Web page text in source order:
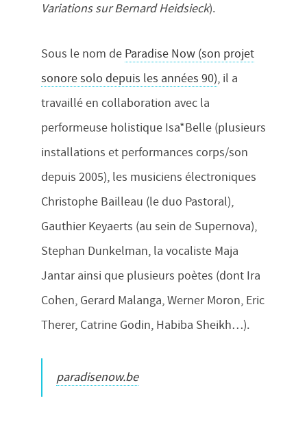
Variations sur Bernard Heidsieck).
Sous le nom de Paradise Now (son projet
sonore solo depuis les années 90), il a
travaillé en collaboration avec la
performeuse holistique Isa*Belle (plusieurs
installations et performances corps/son
depuis 2005), les musiciens électroniques
Christophe Bailleau (le duo Pastoral),
Gauthier Keyaerts (au sein de Supernova),
Stephan Dunkelman, la vocaliste Maja
Jantar ainsi que plusieurs poètes (dont Ira
Cohen, Gerard Malanga, Werner Moron, Eric
Therer, Catrine Godin, Habiba Sheikh…).
paradisenow.be